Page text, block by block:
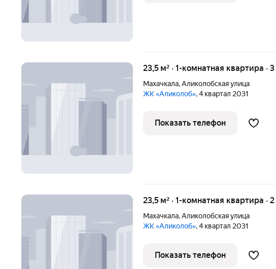
23,5 м² · 1-комнатная квартира ·
Махачкала,Аликолобская улица
ЖК «Аликолоб», 4 квартал 2031
Показать телефон
23,5 м² · 1-комнатная квартира ·
Махачкала,Аликолобская улица
ЖК «Аликолоб», 4 квартал 2031
Показать телефон